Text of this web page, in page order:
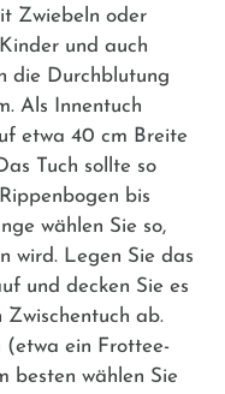
Zwiebeln oder
und auch
die Durchblutung
Als Innentuch
etwa 40 cm Breite
Tuch sollte so
bis
wählen Sie so,
wird. Legen Sie das
und decken Sie es
ab.
(etwa ein Frottee-
besten wählen Sie